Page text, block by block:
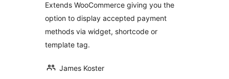
Extends WooCommerce giving you the
option to display accepted payment
methods via widget, shortcode or
template tag.
James Koster